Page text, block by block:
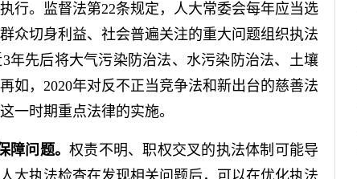
行。监督法第22条规定，人大常委会每年应当选
众切身利益、社会普遍关注的重大问题组织执法
年先后将大气污染防治法、水污染防治法、土壤
如，2020年对反不正当竞争法和新出台的慈善法
一时期重点法律的实施。
障问题。权责不明、职权交叉的执法体制可能导
大执法检查在发现相关问题后，可以在优化执法